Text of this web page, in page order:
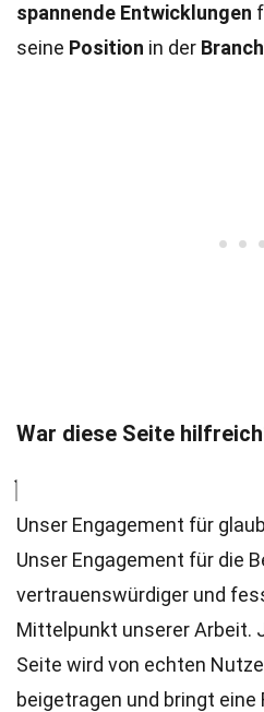
spannende Entwicklungen
seine Position in der
War diese Seite
Unser Engagement für
Unser Engagement für die
vertrauenswürdiger und
Mittelpunkt unserer Arbeit.
Seite wird von echten
beigetragen und bringt eine